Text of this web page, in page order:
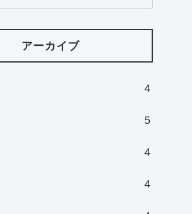
アーカイブ
4
5
4
4